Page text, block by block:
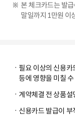
본 체크카드는 발
말일까지 1만원 이
필요 이상의 신용
등에 영향을 미칠
계약체결 전 상품
신용카드 발급이